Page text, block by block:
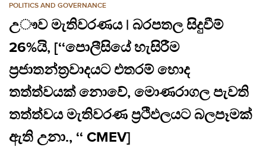
POLITICS AND GOVERNANCE
උෟව මැතිවරණය | බරපතල සිදුවීම්
26%යි, [‘‘පොලීසියේ හැසිරීම
ප්‍රජාතන්ත්‍රවාදයට එතරම් හොද
තත්ත්වයක් නොවේ, මොණරාගල පැවති
තත්ත්වය මැතිවරණ ප්‍රථිඵලයට බලපෑමක්
ඇති උනා., ‘‘ CMEV]